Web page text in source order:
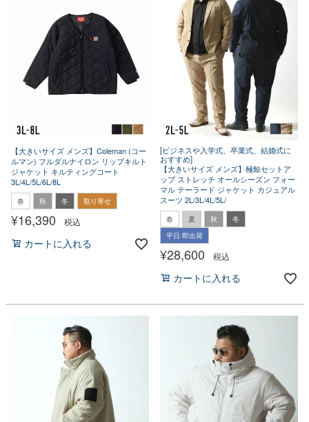
【大きいサイズ メンズ】Coleman (コー
ルマン) フルダルナイロン リップキルト
ジャケット キルティングコート
3L/4L/5L/6L/8L
春 秋 冬 取り寄せ
¥16,390 税込
カートに入れる
[ビジネスや入学式、卒業式、結婚式に
おすすめ]
【大きいサイズ メンズ】極鯨セットア
ップ ストレッチ オールシーズン フォー
マル テーラード ジャケット カジュアル
スーツ 2L/3L/4L/5L/
春 夏 秋
冬
平日 即出荷
¥28,600 税込
カートに入れる